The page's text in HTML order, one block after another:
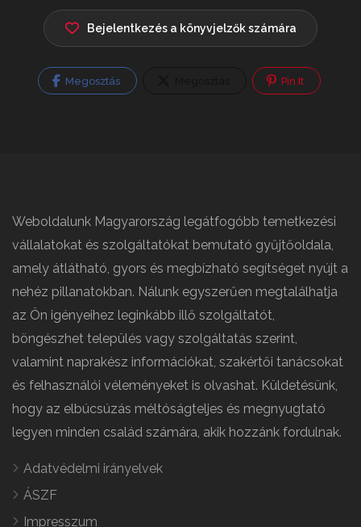
Bejelentkezés a könyvjelzők számára
Megosztás Pin It
Weboldalunk Magyarország legátfogóbb temetkezési
vállalatokat és szolgáltatókat bemutató gyűjtőoldala,
amely átlátható, gyors és megbízható segítséget nyújt a
nehéz pillanatokban. Nálunk egyszerűen megtalálhatja
az Ön igényeihez leginkább illő szolgáltatót,
böngészhet település vagy szolgáltatás szerint,
valamint naprakész információkat, szakértői tanácsokat
és felhasználói véleményeket is olvashat. Küldetésünk,
hogy az elbúcsúzás méltóságteljes és megnyugtató
legyen minden család számára, akik hozzánk fordulnak.
Adatvédelmi irányelvek
ÁSZF
Impresszum